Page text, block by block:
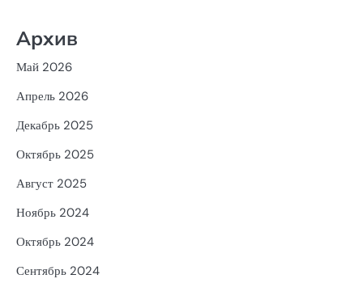
Архив
Май 2026
Апрель 2026
Декабрь 2025
Октябрь 2025
Август 2025
Ноябрь 2024
Октябрь 2024
Сентябрь 2024